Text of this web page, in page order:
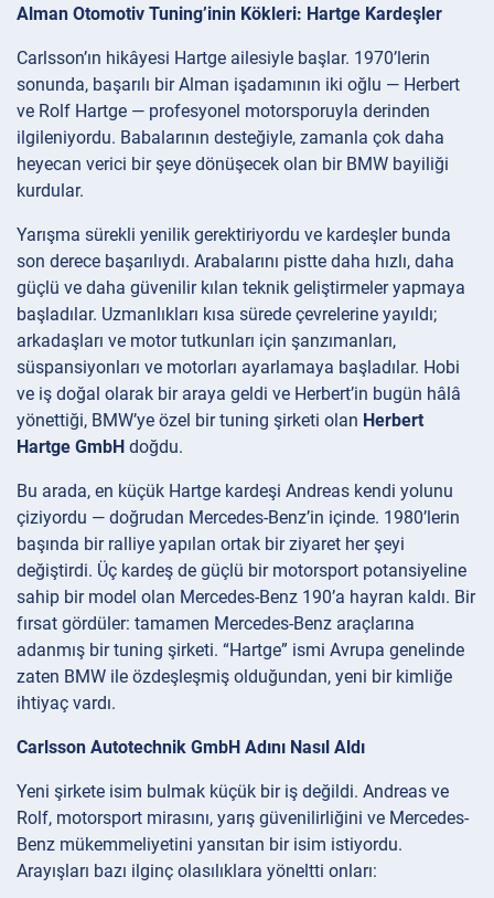
Alman Otomotiv Tuning’inin Kökleri: Hartge Kardeşler
Carlsson’ın hikâyesi Hartge ailesiyle başlar. 1970’lerin
sonunda, başarılı bir Alman işadamının iki oğlu — Herbert
ve Rolf Hartge — profesyonel motorsporuyla derinden
ilgileniyordu. Babalarının desteğiyle, zamanla çok daha
heyecan verici bir şeye dönüşecek olan bir BMW bayiliği
kurdular.
Yarışma sürekli yenilik gerektiriyordu ve kardeşler bunda
son derece başarılıydı. Arabalarını pistte daha hızlı, daha
güçlü ve daha güvenilir kılan teknik geliştirmeler yapmaya
başladılar. Uzmanlıkları kısa sürede çevrelerine yayıldı;
arkadaşları ve motor tutkunları için şanzımanları,
süspansiyonları ve motorları ayarlamaya başladılar. Hobi
ve iş doğal olarak bir araya geldi ve Herbert’in bugün hâlâ
yönettiği, BMW’ye özel bir tuning şirketi olan Herbert
Hartge GmbH doğdu.
Bu arada, en küçük Hartge kardeşi Andreas kendi yolunu
çiziyordu — doğrudan Mercedes-Benz’in içinde. 1980’lerin
başında bir ralliye yapılan ortak bir ziyaret her şeyi
değiştirdi. Üç kardeş de güçlü bir motorsport potansiyeline
sahip bir model olan Mercedes-Benz 190’a hayran kaldı. Bir
fırsat gördüler: tamamen Mercedes-Benz araçlarına
adanmış bir tuning şirketi. “Hartge” ismi Avrupa genelinde
zaten BMW ile özdeşleşmiş olduğundan, yeni bir kimliğe
ihtiyaç vardı.
Carlsson Autotechnik GmbH Adını Nasıl Aldı
Yeni şirkete isim bulmak küçük bir iş değildi. Andreas ve
Rolf, motorsport mirasını, yarış güvenilirliğini ve Mercedes-
Benz mükemmeliyetini yansıtan bir isim istiyordu.
Arayışları bazı ilginç olasılıklara yöneltti onları: